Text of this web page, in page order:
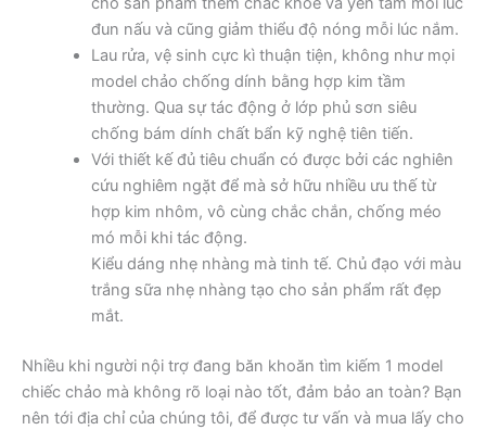
đun nấu và cũng giảm thiểu độ nóng mỗi lúc nắm.
Lau rửa, vệ sinh cực kì thuận tiện, không như mọi
model chảo chống dính bằng hợp kim tầm
thường. Qua sự tác động ở lớp phủ sơn siêu
chống bám dính chất bẩn kỹ nghệ tiên tiến.
Với thiết kế đủ tiêu chuẩn có được bởi các nghiên
cứu nghiêm ngặt để mà sở hữu nhiều ưu thế từ
hợp kim nhôm, vô cùng chắc chắn, chống méo
mó mỗi khi tác động.
Kiểu dáng nhẹ nhàng mà tinh tế. Chủ đạo với màu
trắng sữa nhẹ nhàng tạo cho sản phẩm rất đẹp
mắt.
Nhiều khi người nội trợ đang băn khoăn tìm kiếm 1 model
chiếc chảo mà không rõ loại nào tốt, đảm bảo an toàn? Bạn
nên tới địa chỉ của chúng tôi, để được tư vấn và mua lấy cho